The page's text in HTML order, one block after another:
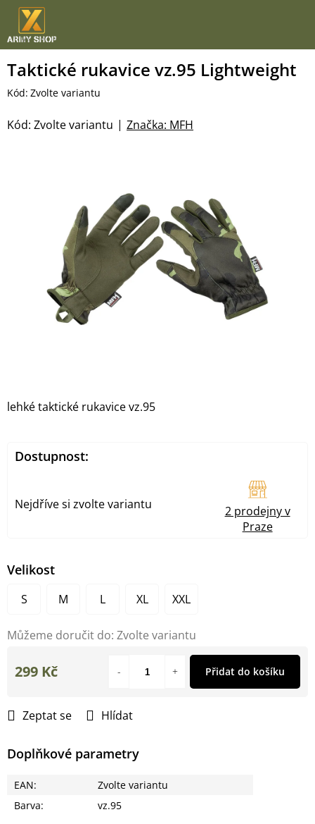
Přejít
obsah
Taktické rukavice vz.95 Lightweight
Kód: Zvolte variantu
Značka: MFH
Kód: Zvolte variantu
Velikost
S M L XL XXL
Můžeme doručit do: Zvolte variantu
lehké taktické rukavice vz.95
Zeptat se Hlídat
Doplňkové parametry
EAN:
Zvolte variantu
Barva: vz.95
299 Kč Přidat do košíku
Dostupnost:
Nejdříve si zvolte variantu
2 prodejny v
Praze